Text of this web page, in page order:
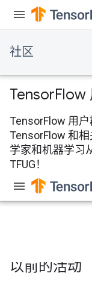
社区
TensorFlow
TensorFlow 用
TensorFlow 和
学家和机器学习
TFUG！
以前的活动